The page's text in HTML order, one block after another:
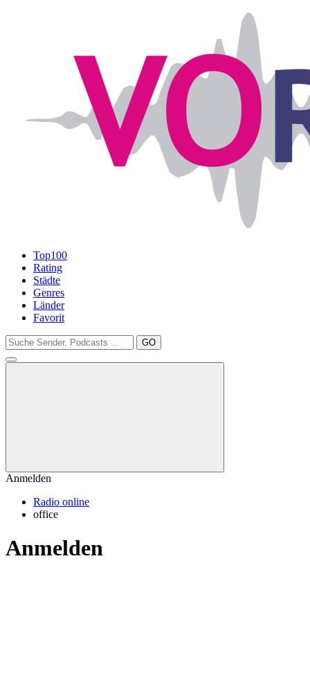
Top100
Rating
Städte
Genres
Länder
Favorit
GO
Anmelden
Radio online
office
Anmelden